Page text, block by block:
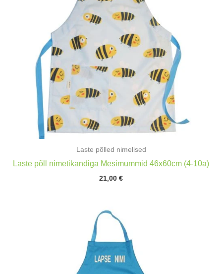
Laste põlled nimelised
Laste põll nimetikandiga Mesimummid 46x60cm (4-10a)
21,00 €